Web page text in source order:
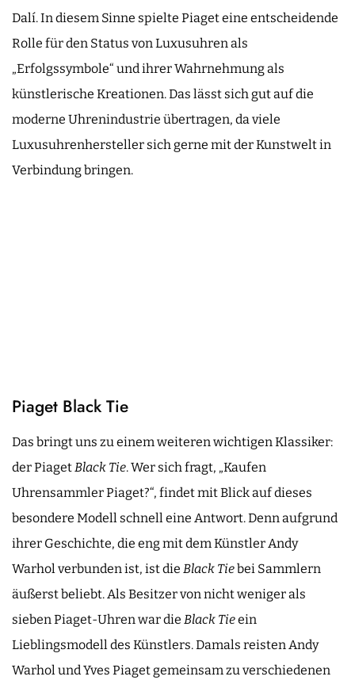
Dalí. In diesem Sinne spielte Piaget eine entscheidende
Rolle für den Status von Luxusuhren als
„Erfolgssymbole“ und ihrer Wahrnehmung als
künstlerische Kreationen. Das lässt sich gut auf die
moderne Uhrenindustrie übertragen, da viele
Luxusuhrenhersteller sich gerne mit der Kunstwelt in
Verbindung bringen.
Piaget Black Tie
Das bringt uns zu einem weiteren wichtigen Klassiker:
der PiagetBlack Tie. Wer sich fragt, „Kaufen
Uhrensammler Piaget?“, findet mit Blick auf dieses
besondere Modell schnell eine Antwort. Denn aufgrund
ihrer Geschichte, die eng mit dem Künstler Andy
Warhol verbunden ist, ist die Black Tiebei Sammlern
äußerst beliebt. Als Besitzer von nicht weniger als
sieben Piaget-Uhren war die Black Tieein
Lieblingsmodell des Künstlers. Damals reisten Andy
Warhol und Yves Piaget gemeinsam zu verschiedenen